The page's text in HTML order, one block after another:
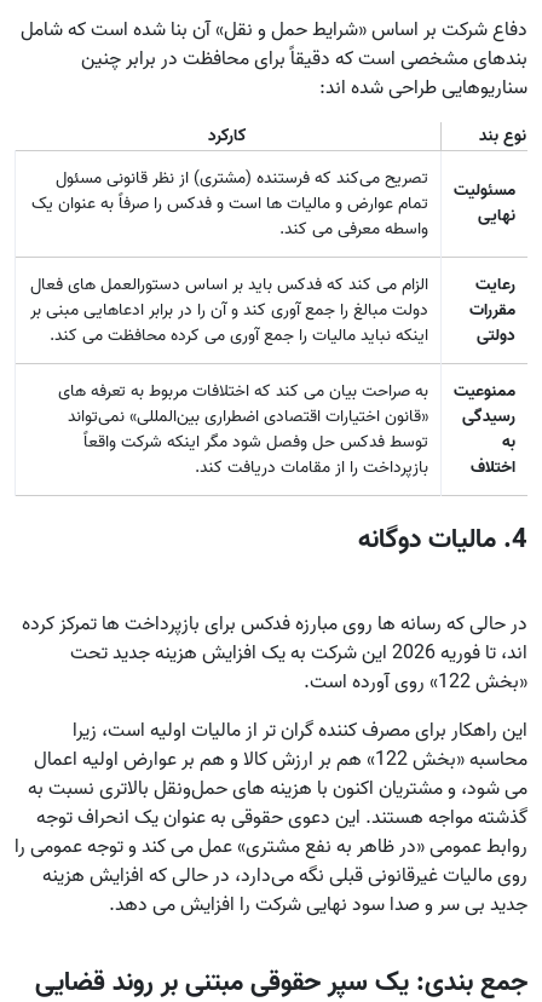
دفاع شرکت بر اساس «شرایط حمل و نقل» آن بنا شده است که شامل
بندهای مشخصی است که دقیقاً برای محافظت در برابر چنین
سناریوهایی طراحی شده‌ اند:
نوع بند
کارکرد
مسئولیت
نهایی
تصریح می‌کند که فرستنده (مشتری) از نظر قانونی مسئول
تمام عوارض و مالیات‌ ها است و فدکس را صرفاً به عنوان یک
واسطه معرفی می‌ کند.
رعایت
مقررات
دولتی
الزام می‌ کند که فدکس باید بر اساس دستورالعمل‌ های فعال
دولت مبالغ را جمع‌ آوری کند و آن را در برابر ادعاهایی مبنی بر
اینکه نباید مالیات را جمع‌ آوری می‌ کرده محافظت می‌ کند.
ممنوعیت
رسیدگی
به
اختلاف
به صراحت بیان می‌ کند که اختلافات مربوط به تعرفه‌ های
«قانون اختیارات اقتصادی اضطراری بین‌المللی» نمی‌تواند
توسط فدکس حل‌ وفصل شود مگر اینکه شرکت واقعاً
بازپرداخت را از مقامات دریافت کند.
4. مالیات دوگانه
در حالی که رسانه‌ ها روی مبارزه فدکس برای بازپرداخت‌ ها تمرکز کرده‌
اند، تا فوریه 2026 این شرکت به یک افزایش هزینه جدید تحت
«بخش 122» روی آورده است.
این راهکار برای مصرف‌ کننده گران‌ تر از مالیات اولیه است، زیرا
محاسبه «بخش 122» هم بر ارزش کالا و هم بر عوارض اولیه اعمال
می‌ شود، و مشتریان اکنون با هزینه‌ های حمل‌ونقل بالاتری نسبت به
گذشته مواجه هستند. این دعوی حقوقی به عنوان یک انحراف توجه
روابط عمومی «در ظاهر به نفع مشتری» عمل می‌ کند و توجه عمومی را
روی مالیات غیرقانونی قبلی نگه می‌دارد، در حالی که افزایش هزینه
جدید بی‌ سر و صدا سود نهایی شرکت را افزایش می‌ دهد.
جمع‌ بندی: یک سپر حقوقی مبتنی بر روند قضایی